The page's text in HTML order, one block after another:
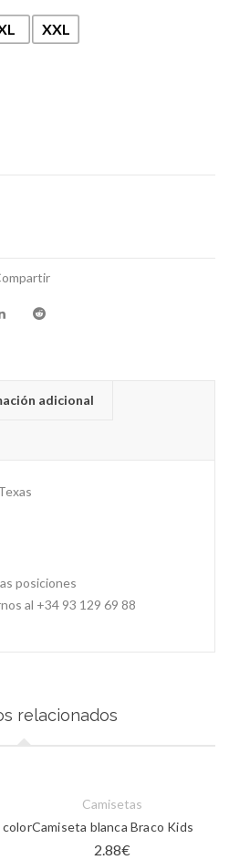
XXL
adicional
posiciones
al +34 93 129 69 88
relacionados
color
Camisetas
Camiseta blanca Braco Kids
2.88€